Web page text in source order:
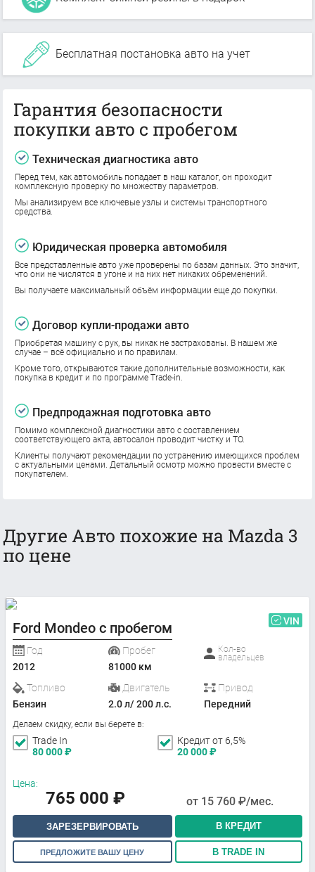
Бесплатная постановка авто на учет
Гарантия безопасности
покупки авто с пробегом
Техническая диагностика авто
Перед тем, как автомобиль попадает в наш каталог, он проходит
комплексную проверку по множеству параметров.
Мы анализируем все ключевые узлы и системы транспортного
средства.
Юридическая проверка автомобиля
Все представленные авто уже проверены по базам данных. Это значит,
что они не числятся в угоне и на них нет никаких обременений.
Вы получаете максимальный объём информации еще до покупки.
Договор купли-продажи авто
Приобретая машину с рук, вы никак не застрахованы. В нашем же
случае – всё официально и по правилам.
Кроме того, открываются такие дополнительные возможности, как
покупка в кредит и по программе Trade-in.
Предпродажная подготовка авто
Помимо комплексной диагностики авто с составлением
соответствующего акта, автосалон проводит чистку и ТО.
Клиенты получают рекомендации по устранению имеющихся проблем
с актуальными ценами. Детальный осмотр можно провести вместе с
покупателем.
Другие Авто похожие на Mazda 3
по цене
Ford Mondeo с пробегом VIN
Год
2012
Пробег
81000 км
Кол-во
владельцев
Топливо
Бензин
Двигатель
2.0 л/ 200 л.с.
Привод
Передний
Делаем скидку, если вы берете в:
Trade In
80 000₽
Кредит от 6,5%
20 000₽
Цена:
765 000 ₽ от 15 760 ₽/мес.
ЗАРЕЗЕРВИРОВАТЬ В КРЕДИТ
ПРЕДЛОЖИТЕ ВАШУ ЦЕНУ В TRADE IN